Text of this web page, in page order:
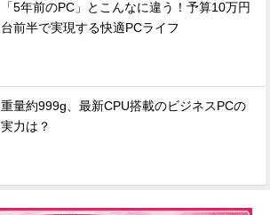
「5年前のPC」とこんなに違う！予算10万円
台前半で実現する快適PCライフ
重量約999g、最新CPU搭載のビジネスPCの
実力は？